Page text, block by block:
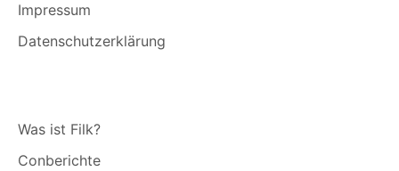
Impressum
Datenschutzerklärung
Was ist Filk?
Conberichte